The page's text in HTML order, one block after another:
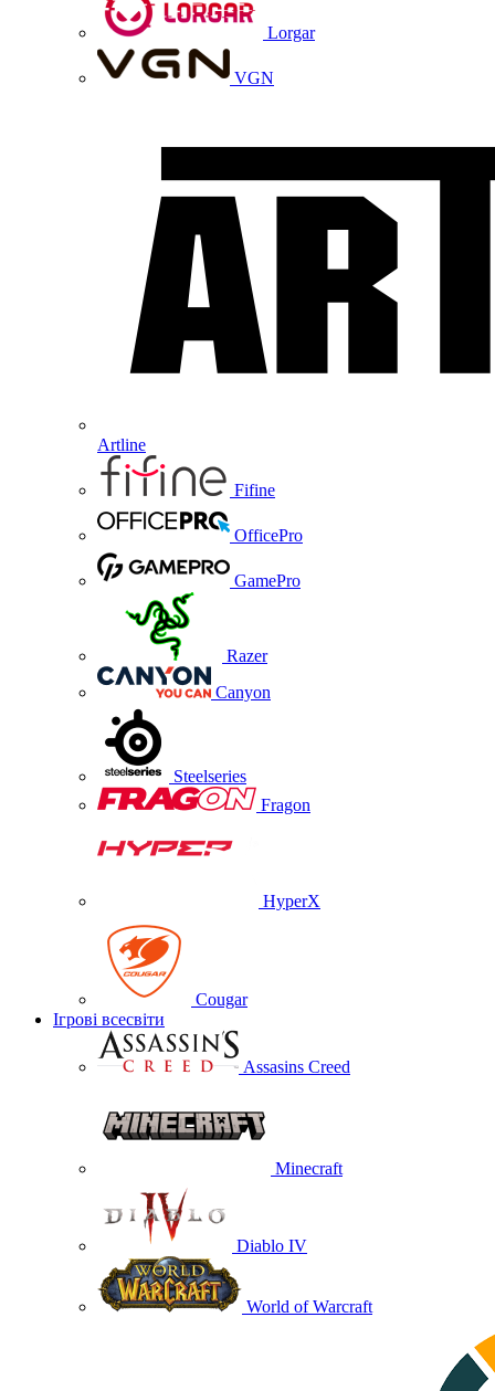
Lorgar
VGN
Artline
Fifine
OfficePro
GamePro
Razer
Canyon
Steelseries
Fragon
HyperX
Cougar
Ігрові всесвіти
Assasins Creed
Minecraft
Diablo IV
World of Warcraft